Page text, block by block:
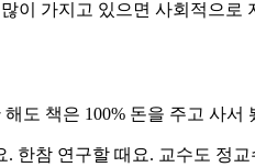
이 가지고 있으면 사회적으
도 책은 100% 돈을 주고 사서
한참 연구할 때요. 교수도 정